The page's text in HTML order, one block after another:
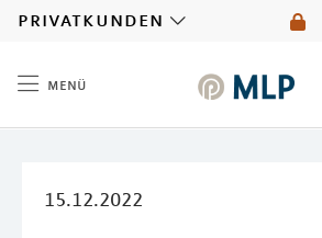
privatkunden
menü
15.12.2022